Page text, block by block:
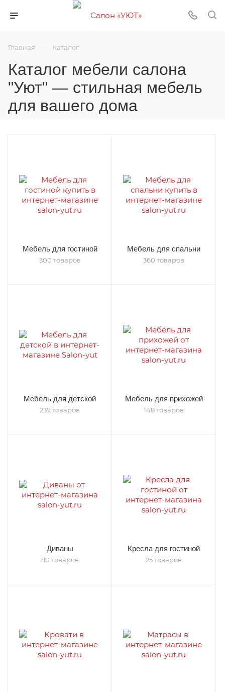
Главная — Каталог
Каталог мебели салона
"Уют" — стильная мебель
для вашего дома
Мебель для гостиной
300 товаров
Мебель для спальни
360 товаров
Мебель для детской
239 товаров
Мебель для прихожей
148 товаров
Диваны
80 товаров
Кресла для гостиной
25 товаров